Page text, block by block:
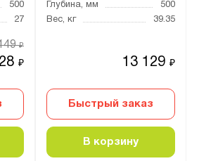
500
27
₽
₽
Глубина, мм
500
Вес, кг
39.35
13 129₽
Быстрый заказ
В корзину